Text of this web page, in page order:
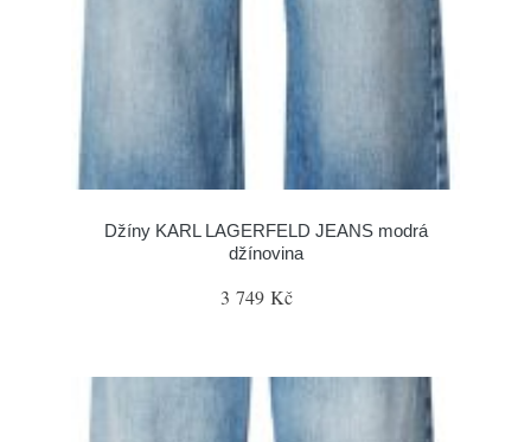
Džíny KARL LAGERFELD JEANS modrá
džínovina
3 749 Kč